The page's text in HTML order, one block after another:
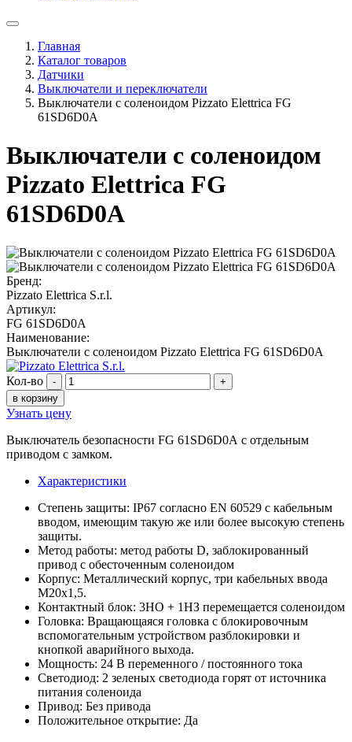
Главная
Каталог товаров
Датчики
Выключатели и переключатели
Выключатели с соленоидом Pizzato Elettrica FG
61SD6D0A
Выключатели с соленоидом
Pizzato Elettrica FG
61SD6D0A
Бренд:
Pizzato Elettrica S.r.l.
Артикул:
FG 61SD6D0A
Наименование:
Выключатели с соленоидом Pizzato Elettrica FG 61SD6D0A
Кол-во -
+
в корзину
Узнать цену
Выключатель безопасности FG 61SD6D0A с отдельным
приводом с замком.
Характеристики
Степень защиты: IP67 согласно EN 60529 с кабельным
вводом, имеющим такую же или более высокую степень
защиты.
Метод работы: метод работы D, заблокированный
привод с обесточенным соленоидом
Корпус: Металлический корпус, три кабельных ввода
M20x1,5.
Контактный блок: 3НО + 1НЗ перемещается соленоидом
Головка: Вращающаяся головка с блокировочным
вспомогательным устройством разблокировки и
кнопкой аварийного выхода.
Мощность: 24 В переменного / постоянного тока
Светодиод: 2 зеленых светодиода горят от источника
питания соленоида
Привод: Без привода
Положительное открытие: Да